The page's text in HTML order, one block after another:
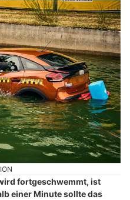
fortgeschwemmt, ist
einer Minute sollte das